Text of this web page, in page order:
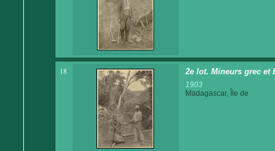
18 2e lot. Mineurs grec et
1903
Madagascar, Île de